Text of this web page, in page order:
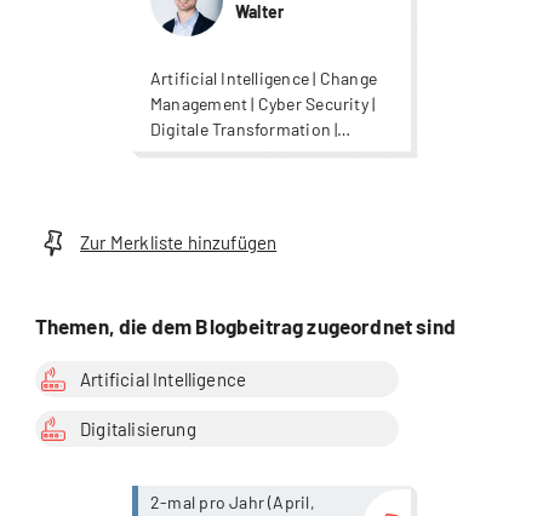
Walter
Artificial Intelligence | Change
Management | Cyber Security |
Digitale Transformation |
Digitalisierung |
Zur Merkliste hinzufügen
Themen, die dem Blogbeitrag zugeordnet sind
Artificial Intelligence
Digitalisierung
2-mal pro Jahr (April,
more...